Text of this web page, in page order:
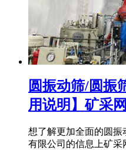
圆振动筛/圆振
用说明】矿采
想了解更加全面的圆振
有限公司的信息上矿